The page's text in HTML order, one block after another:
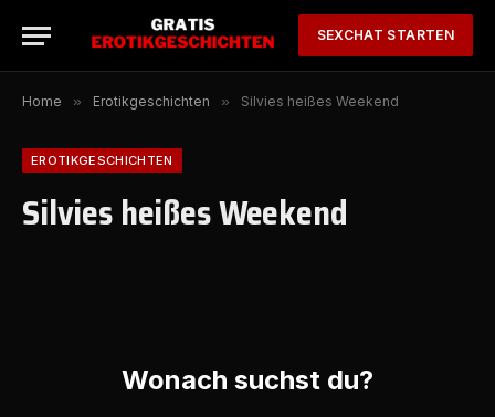
SEXCHAT STARTEN
Home » Erotikgeschichten » Silvies heißes Weekend
EROTIKGESCHICHTEN
Silvies heißes Weekend